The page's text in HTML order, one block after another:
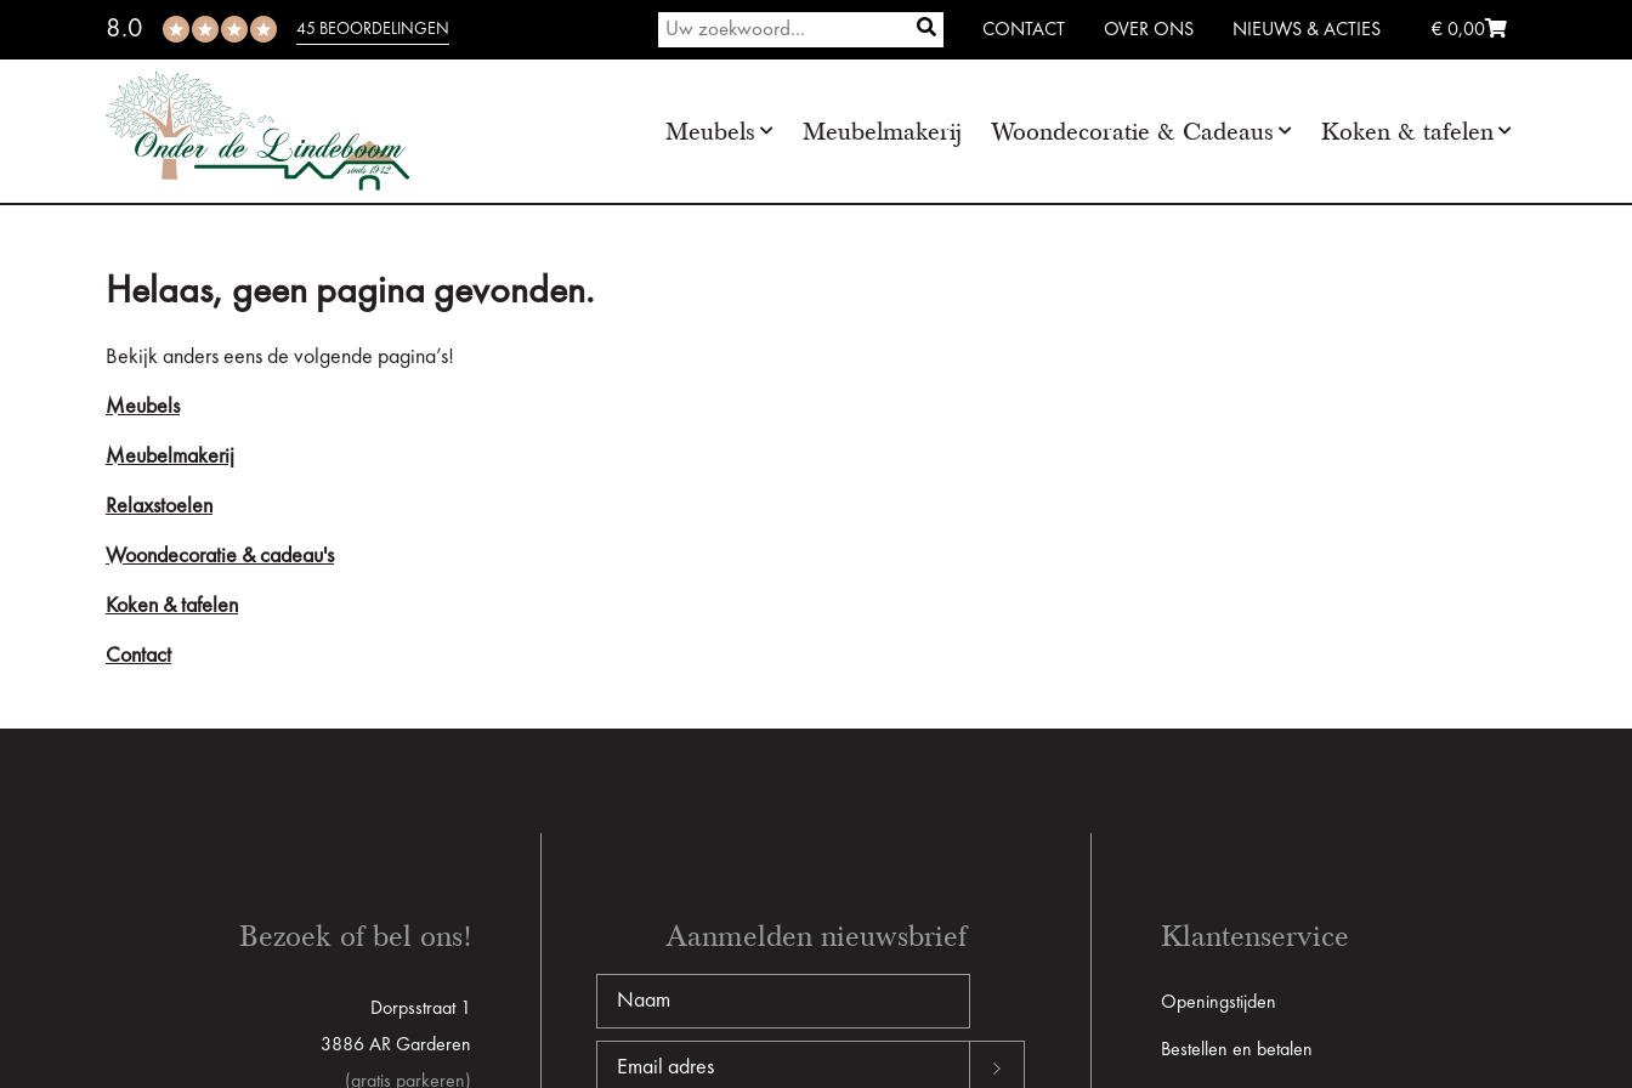
8.0 45 BEOORDELINGEN CONTACT OVER ONS NIEUWS & ACTIES € 0,00
Meubels Meubelmakerij Woondecoratie & Cadeaus Koken & tafelen
Helaas, geen pagina gevonden.
Bekijk anders eens de volgende pagina’s!
Meubels
Meubelmakerij
Relaxstoelen
Woondecoratie & cadeau's
Koken & tafelen
Contact
Aanmelden nieuwsbrief
Bezoek of bel ons!
Dorpsstraat 1
3886 AR Garderen
(gratis parkeren)
Klantenservice
Openingstijden
Bestellen en betalen